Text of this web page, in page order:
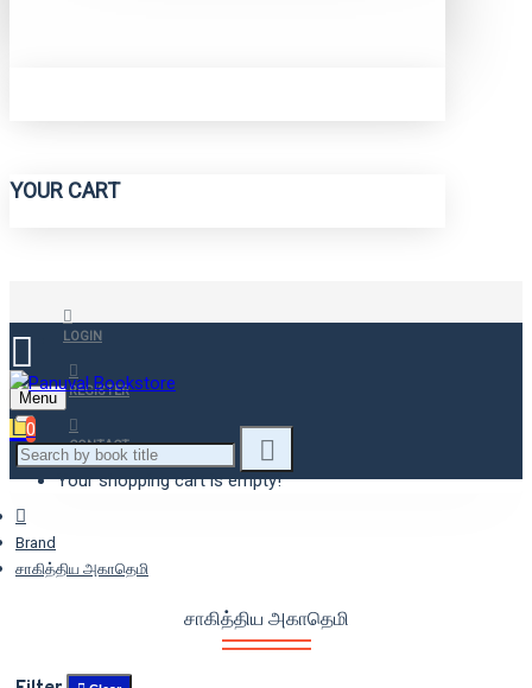
YOUR CART
LOGIN
REGISTER
CONTACT
Menu
0
Your shopping cart is empty!
Brand
சாகித்திய அகாதெமி
சாகித்திய அகாதெமி